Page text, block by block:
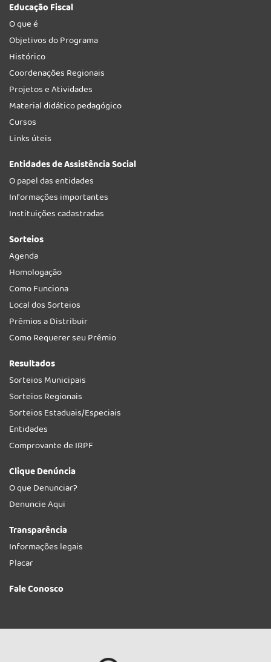
Educação Fiscal
O que é
Objetivos do Programa
Histórico
Coordenações Regionais
Projetos e Atividades
Material didático pedagógico
Cursos
Links úteis
Entidades de Assistência Social
O papel das entidades
Informações importantes
Instituições cadastradas
Sorteios
Agenda
Homologação
Como Funciona
Local dos Sorteios
Prêmios a Distribuir
Como Requerer seu Prêmio
Resultados
Sorteios Municipais
Sorteios Regionais
Sorteios Estaduais/Especiais
Entidades
Comprovante de IRPF
Clique Denúncia
O que Denunciar?
Denuncie Aqui
Transparência
Informações legais
Placar
Fale Conosco